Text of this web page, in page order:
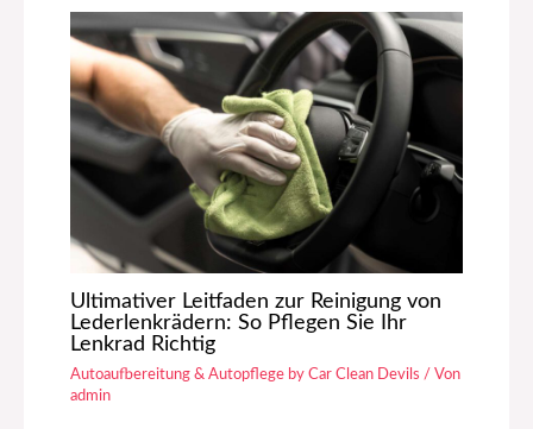
Ultimativer Leitfaden zur Reinigung von
Lederlenkrädern: So Pflegen Sie Ihr
Lenkrad Richtig
Autoaufbereitung & Autopflege by Car Clean Devils / Von
admin